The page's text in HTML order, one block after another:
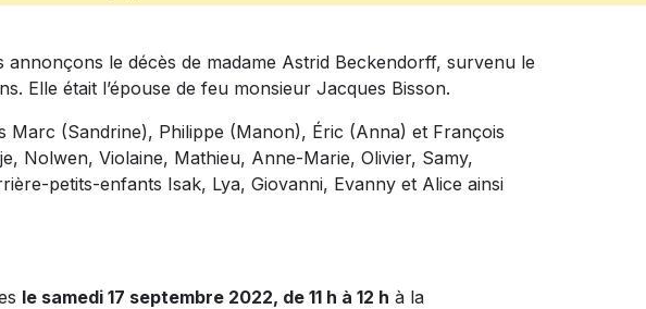
annonçons le décès de madame Astrid Beckendorff, survenu le
Elle était l’épouse de feu monsieur Jacques Bisson.
Marc (Sandrine), Philippe (Manon), Éric (Anna) et François
Nolwen, Violaine, Mathieu, Anne-Marie, Olivier, Samy,
petits-enfants Isak, Lya, Giovanni, Evanny et Alice ainsi
le samedi 17 septembre 2022, de 11 h à 12 h à la